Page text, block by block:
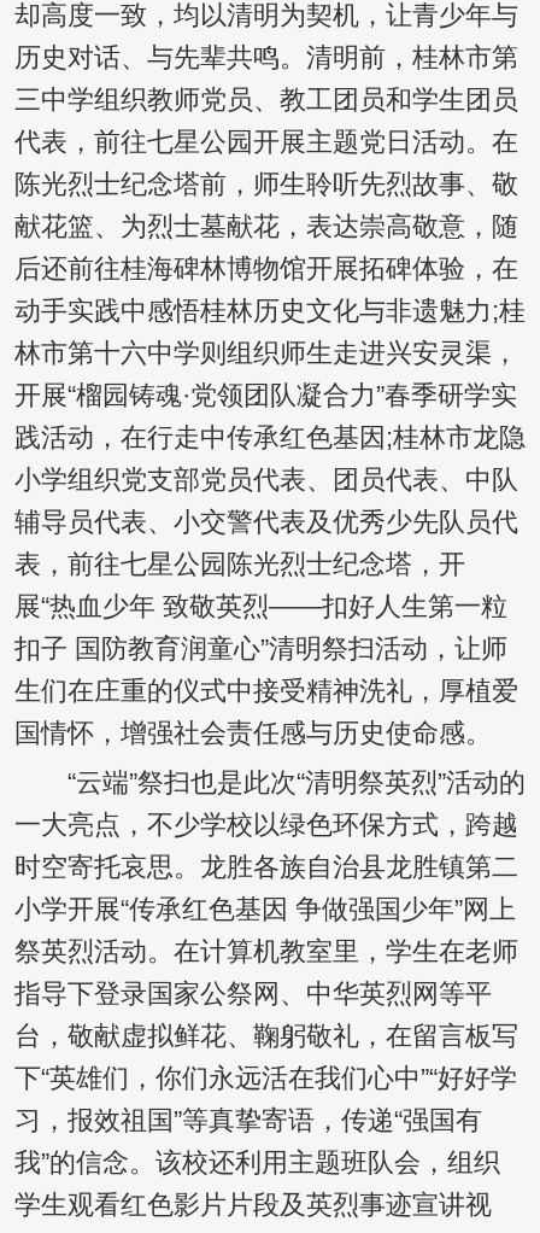
却高度一致，均以清明为契机，让青少年与
历史对话、与先辈共鸣。清明前，桂林市第
三中学组织教师党员、教工团员和学生团员
代表，前往七星公园开展主题党日活动。在
陈光烈士纪念塔前，师生聆听先烈故事、敬
献花篮、为烈士墓献花，表达崇高敬意，随
后还前往桂海碑林博物馆开展拓碑体验，在
动手实践中感悟桂林历史文化与非遗魅力;桂
林市第十六中学则组织师生走进兴安灵渠，
开展“榴园铸魂·党领团队凝合力”春季研学实
践活动，在行走中传承红色基因;桂林市龙隐
小学组织党支部党员代表、团员代表、中队
辅导员代表、小交警代表及优秀少先队员代
表，前往七星公园陈光烈士纪念塔，开
展“热血少年 致敬英烈——扣好人生第一粒
扣子 国防教育润童心”清明祭扫活动，让师
生们在庄重的仪式中接受精神洗礼，厚植爱
国情怀，增强社会责任感与历史使命感。
“云端”祭扫也是此次“清明祭英烈”活动的
一大亮点，不少学校以绿色环保方式，跨越
时空寄托哀思。龙胜各族自治县龙胜镇第二
小学开展“传承红色基因 争做强国少年”网上
祭英烈活动。在计算机教室里，学生在老师
指导下登录国家公祭网、中华英烈网等平
台，敬献虚拟鲜花、鞠躬敬礼，在留言板写
下“英雄们，你们永远活在我们心中”“好好学
习，报效祖国”等真挚寄语，传递“强国有
我”的信念。该校还利用主题班队会，组织
学生观看红色影片片段及英烈事迹宣讲视